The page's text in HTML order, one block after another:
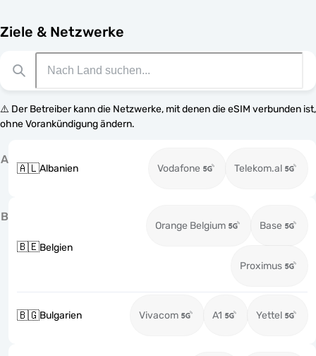
Ziele & Netzwerke
⚠️ Der Betreiber kann die Netzwerke, mit denen die eSIM verbunden ist,
ohne Vorankündigung ändern.
A
🇦🇱Albanien Vodafone Telekom.al
B
🇧🇪Belgien
Orange Belgium Base
Proximus
🇧🇬Bulgarien Vivacom A1 Yettel